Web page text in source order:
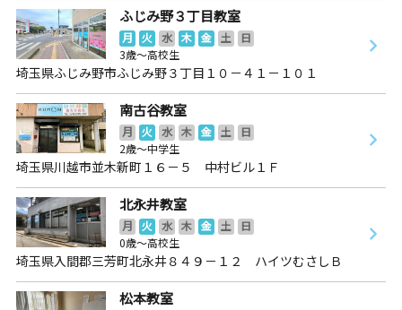
ふじみ野３丁目教室
月 火 水 木 金 土
日
3歳～高校生
埼玉県ふじみ野市ふじみ野３丁目１０－４１－１０１
南古谷教室
月 火 水 木 金 土
日
2歳～中学生
埼玉県川越市並木新町１６－５ 中村ビル１Ｆ
北永井教室
月 火 水 木 金 土
日
0歳～高校生
埼玉県入間郡三芳町北永井８４９－１２ ハイツむさしＢ
松本教室